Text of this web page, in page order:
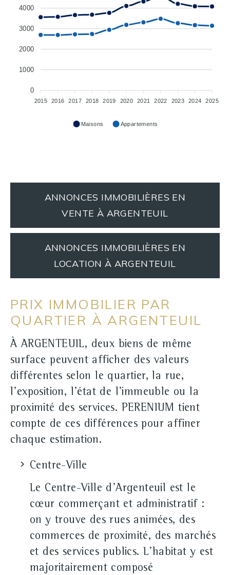
4000
3000
2000
1000
0
2015 2016 2017 2018 2019 2020 2021 2022 2023 2024 2025
Maisons Appartements
ANNONCES IMMOBILIÈRES EN
VENTE À ARGENTEUIL
ANNONCES IMMOBILIÈRES EN
LOCATION À ARGENTEUIL
PRIX IMMOBILIER PAR
QUARTIER À ARGENTEUIL
À ARGENTEUIL, deux biens de même
surface peuvent afficher des valeurs
différentes selon le quartier, la rue,
l'exposition, l'état de l'immeuble ou la
proximité des services. PERENIUM tient
compte de ces différences pour affiner
chaque estimation.
Centre-Ville
Le Centre-Ville d'Argenteuil est le
cœur commerçant et administratif :
on y trouve des rues animées, des
commerces de proximité, des marchés
et des services publics. L'habitat y est
majoritairement composé